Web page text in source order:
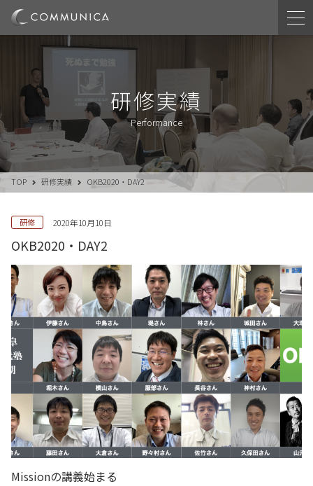
研修実績
Performance
TOP 研修実績 OKB2020・DAY2
研修 2020年10月10日
OKB2020・DAY2
Missionの講義始まる